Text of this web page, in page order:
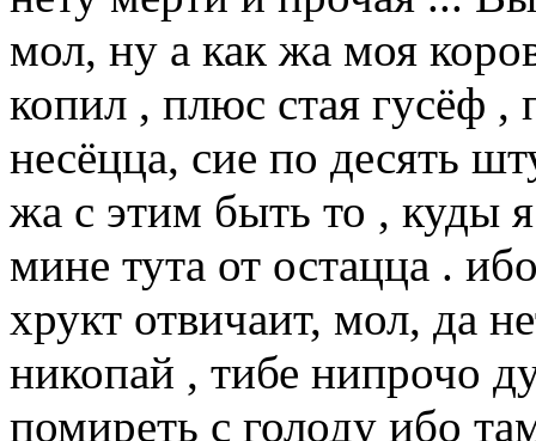
мол, ну а как жа моя
копил , плюс стая гусёф
несёцца, сие по десять
жа с этим быть то , куды
мине тута от остацца .
хрукт отвичаит, мол, да
никопай , тибе нипрочо
помиреть с голоду ибо